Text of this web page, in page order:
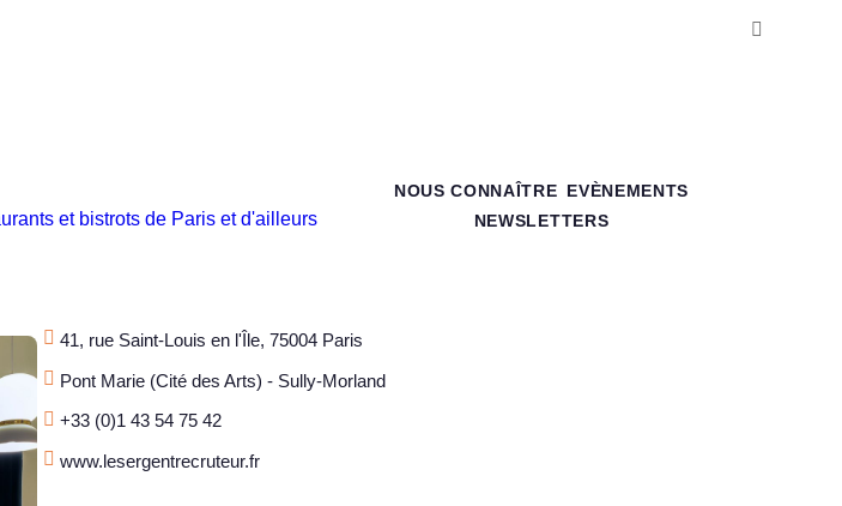
NOUS CONNAÎTRE
EVÈNEMENTS
NEWSLETTERS
41, rue Saint-Louis en l'Île, 75004 Paris
Pont Marie (Cité des Arts) - Sully-Morland
+33 (0)1 43 54 75 42
www.lesergentrecruteur.fr